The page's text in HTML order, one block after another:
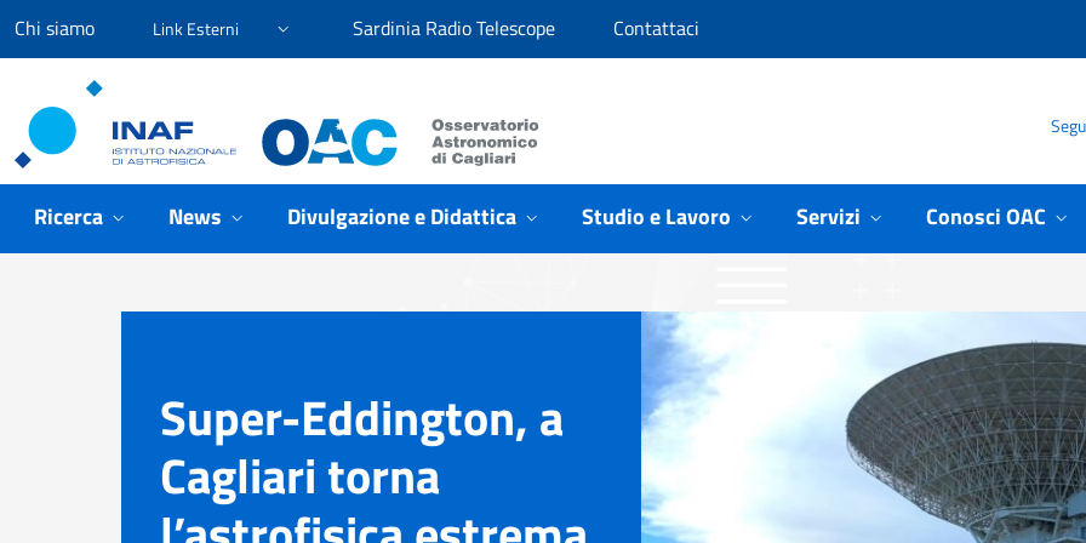
Vai ai contenuti
Vai al menu di navigazione
Vai al footer
Chi siamo Link Esterni Sardinia Radio Telescope Contattaci
Osservatorio Astronomico Cagliari
Ricerca News Divulgazione e Didattica Studio e Lavoro Servizi Conosci OAC
Super-Eddington, a
Cagliari torna